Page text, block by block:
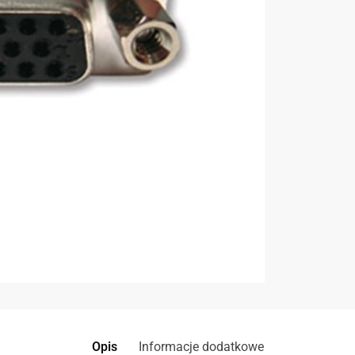
Opis Informacje dodatkowe